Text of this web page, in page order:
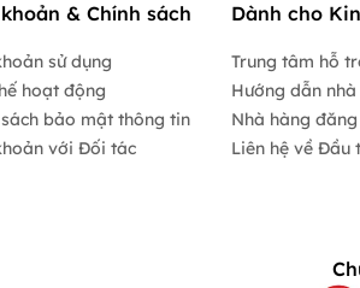
& Chính sách
sử dụng
hoạt động
sách bảo mật thông tin
với Đối tác
Dành cho
Trung tâm hỗ
Hướng dẫn
Nhà hàng
Liên hệ về Đầu